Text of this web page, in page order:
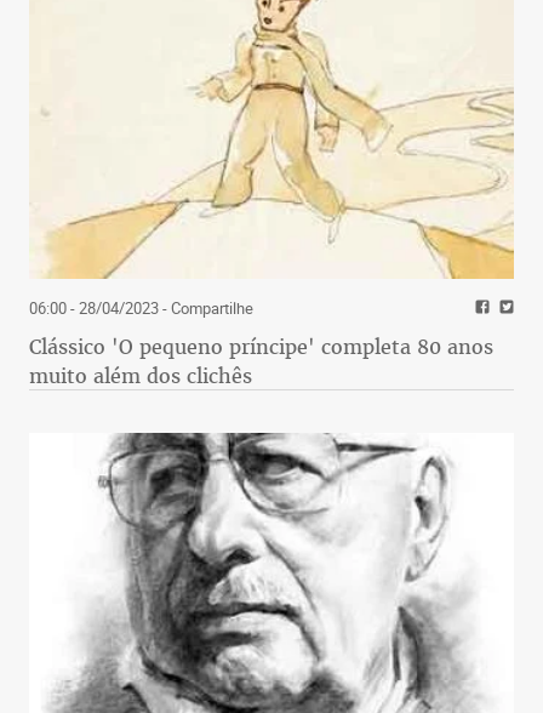
06:00 - 28/04/2023- Compartilhe
Clássico 'O pequeno príncipe' completa 80 anos
muito além dos clichês